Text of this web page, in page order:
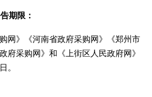
期限：
网》《河南省政府采购网》
《郑州市
府采购网》和《上街区人民政府网》
。